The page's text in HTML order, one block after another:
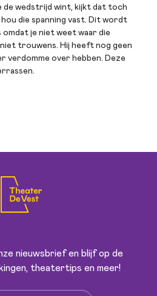
de wedstrijd wint, kijkt dat toch
die spanning vast. Dit wordt
omdat je niet weet waar die
trouwens. Hij heeft nog geen
verdomme over hebben. Deze
nieuwsbrief en blijf op de
theatertips en meer!